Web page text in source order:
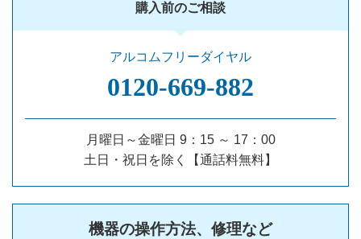
購入前のご相談
アルコムフリーダイヤル
0120‐669‐882
月曜日～金曜日 9：15 ～ 17：00
土日・祝日を除く【通話料無料】
機器の操作方法、修理など